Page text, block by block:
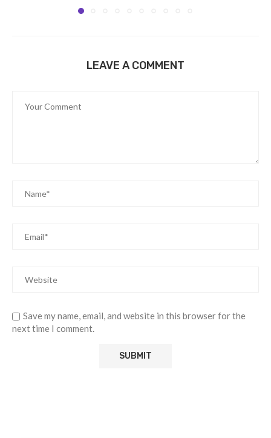
LEAVE A COMMENT
Save my name, email, and website in this browser for the
next time I comment.